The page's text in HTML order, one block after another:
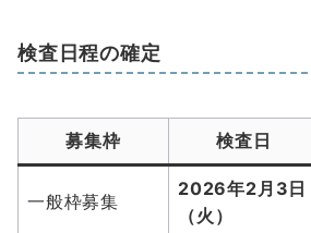
検査日程の確定
募集枠 検査日
一般枠募集
2026年2月3日
（火）